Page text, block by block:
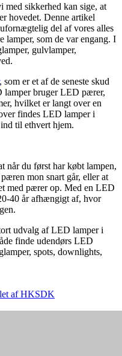
med sikkerhed kan sige, at
hovedet. Denne artikel
del af vores alles
lamper, som de var engang. I
gulvlamper,
, som er et af de seneste skud
lamper bruger LED pærer,
hvilket er langt over en
findes LED lamper i
til ethvert hjem.
når du først har købt lampen,
mon snart går, eller at
med pærer op. Med en LED
40 år afhængigt af, hvor
udvalg af LED lamper i
finde udendørs LED
spots, downlights,
af HKSDK